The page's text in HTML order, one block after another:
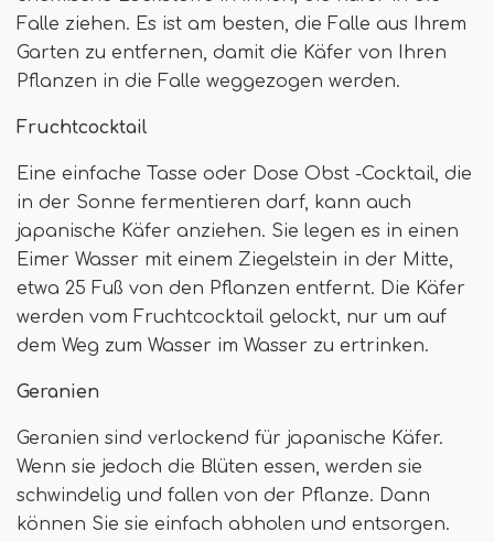
Falle ziehen. Es ist am besten, die Falle aus Ihrem
Garten zu entfernen, damit die Käfer von Ihren
Pflanzen in die Falle weggezogen werden.
Fruchtcocktail
Eine einfache Tasse oder Dose Obst -Cocktail, die
in der Sonne fermentieren darf, kann auch
japanische Käfer anziehen. Sie legen es in einen
Eimer Wasser mit einem Ziegelstein in der Mitte,
etwa 25 Fuß von den Pflanzen entfernt. Die Käfer
werden vom Fruchtcocktail gelockt, nur um auf
dem Weg zum Wasser im Wasser zu ertrinken.
Geranien
Geranien sind verlockend für japanische Käfer.
Wenn sie jedoch die Blüten essen, werden sie
schwindelig und fallen von der Pflanze. Dann
können Sie sie einfach abholen und entsorgen.